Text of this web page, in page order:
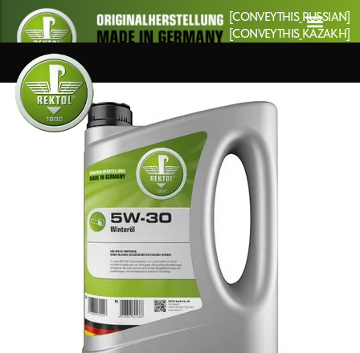
[CONVEYTHIS_RUSSIAN]
[CONVEYTHIS_KAZAKH]